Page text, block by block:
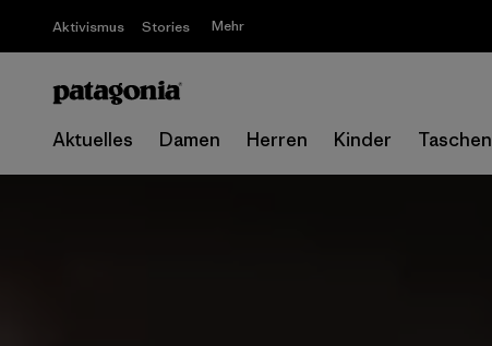
Aktivismus Stories Mehr
Aktuelles Damen Herren Kinder Taschen